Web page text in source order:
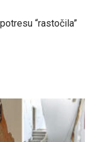
“rastočila”